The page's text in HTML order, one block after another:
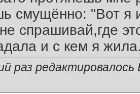
смущённо: "Вот я
спрашивай,где
и с кем я
раз